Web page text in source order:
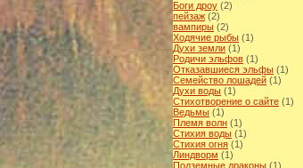
Боги дроу (2)
пейзаж (2)
вампиры (2)
Ходячие рыбы (1)
Духи земли (1)
Родичи эльфов (1)
Отказавшиеся эльфы (1)
Cемейство лошадей (1)
Духи воды (1)
Стихотворение о сайте (1)
Ведьмы (1)
Племя волн (1)
Стихия воды (1)
Cтихия огня (1)
Линдворм (1)
Подземные драконы (1)